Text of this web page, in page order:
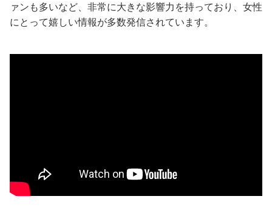
ァンも多いなど、非常に大きな影響力を持っており、女性
にとって嬉しい情報が多数発信されています。